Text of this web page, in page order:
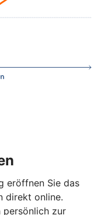
eröffnen Sie das
direkt online.
persönlich zur